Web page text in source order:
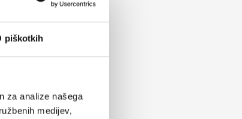
piškotkih
za analize našega
medijev,